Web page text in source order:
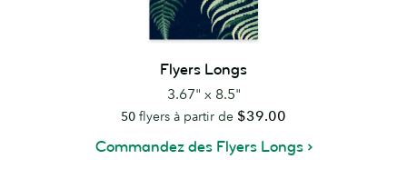
Flyers Longs
3.67" x 8.5"
50 flyers à partir de $39.00
Commandez des Flyers Longs